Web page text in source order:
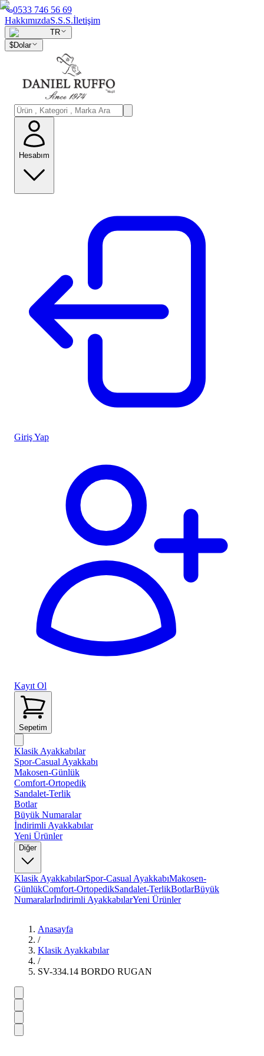
0533 746 56 69
HakkımızdaS.S.S.İletişim
TR
$Dolar
Hesabım
Giriş Yap
Kayıt Ol
Sepetim
Klasik Ayakkabılar
Spor-Casual Ayakkabı
Makosen-Günlük
Comfort-Ortopedik
Sandalet-Terlik
Botlar
Büyük Numaralar
İndirimli Ayakkabılar
Yeni Ürünler
Diğer
Klasik AyakkabılarSpor-Casual AyakkabıMakosen-
GünlükComfort-OrtopedikSandalet-TerlikBotlarBüyük
Numaralarİndirimli AyakkabılarYeni Ürünler
Anasayfa
/
Klasik Ayakkabılar
/
SV-334.14 BORDO RUGAN